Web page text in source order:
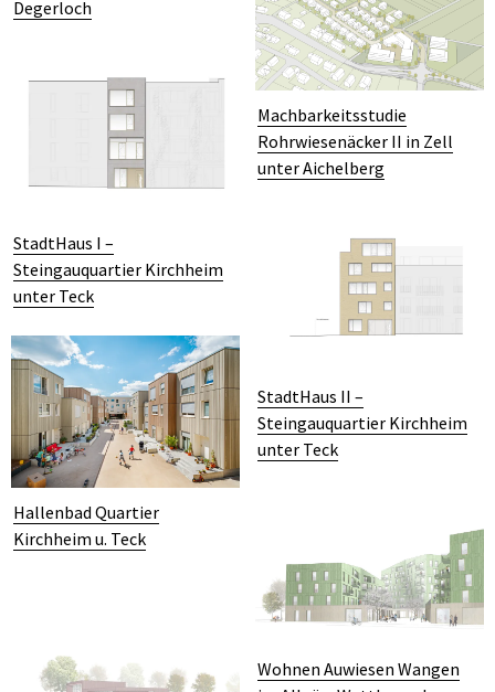
Degerloch
Machbarkeitsstudie
Rohrwiesenäcker II in Zell
unter Aichelberg
StadtHaus I –
Steingauquartier Kirchheim
unter Teck
StadtHaus II –
Steingauquartier Kirchheim
unter Teck
Hallenbad Quartier
Kirchheim u. Teck
Wohnen Auwiesen Wangen